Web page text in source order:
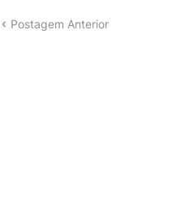
Postagem Anterior